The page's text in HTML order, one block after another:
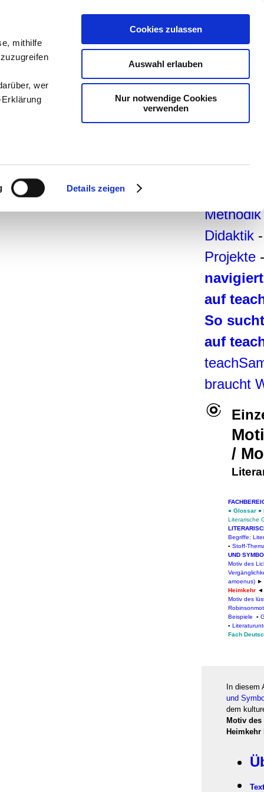
mithilfe
wer
Details zeigen
Cookies zulassen
Auswahl erlauben
Nur notwendige Cookies
verwenden
-Deutsch
Didaktik -
Projekte
auf
So
auf
braucht
/
● Glossar ●
Literarische
Begriffe:
▪ Stoff-
UND
Motiv des
amoenus) ►
Heimkehr ◄
Motiv des
Beispiele
▪
▪
Fach
In diesem
und
dem
Motiv
Heimkehr